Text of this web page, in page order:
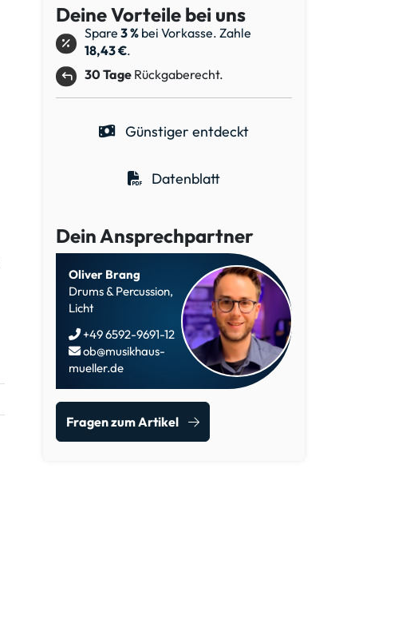
Deine Vorteile bei uns
Spare 3 % bei Vorkasse. Zahle
18,43 €.
30 Tage Rückgaberecht.
Günstiger entdeckt
Datenblatt
Dein Ansprechpartner
Oliver Brang
Drums & Percussion,
Licht
+49 6592-9691-12
ob@musikhaus-
mueller.de
Fragen zum Artikel